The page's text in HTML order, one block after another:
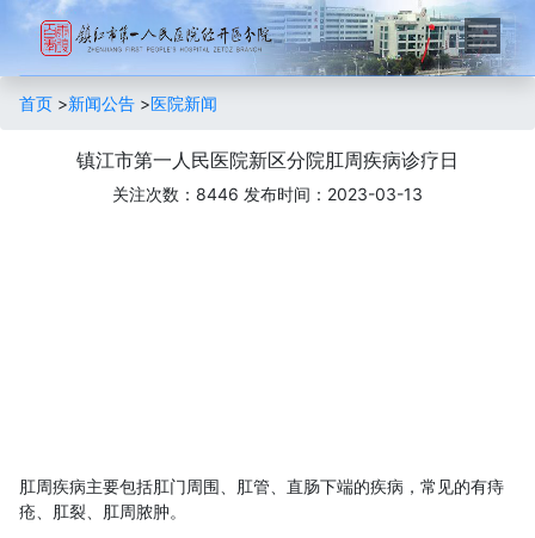
首页 >新闻公告 >医院新闻
镇江市第一人民医院新区分院肛周疾病诊疗日
关注次数：8446 发布时间：2023-03-13
肛周疾病主要包括肛门周围、肛管、直肠下端的疾病，常见的有痔
疮、肛裂、肛周脓肿。